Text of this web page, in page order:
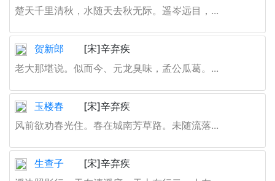
楚天千里清秋，水随天去秋无际。遥岑远目，...
贺新郎
[宋]辛弃疾
老大那堪说。似而今、元龙臭味，孟公瓜葛。...
玉楼春
[宋]辛弃疾
风前欲劝春光住。春在城南芳草路。未随流落...
生查子
[宋]辛弃疾